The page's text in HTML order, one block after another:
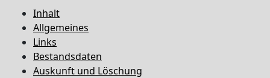
Inhalt
Allgemeines
Links
Bestandsdaten
Auskunft und Löschung